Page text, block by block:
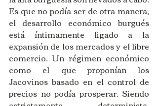
Es que no podía ser de otra manera,
el desarrollo económico burgués
está íntimamente ligado a la
expansión de los mercados y el libre
comercio. Un régimen económico
como el que proponían los
Jacovinos basado en el control de
precios no podía prosperar. Siendo